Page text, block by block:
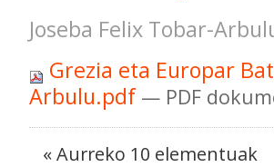
Joseba Felix Tobar-
Grezia eta Europar
Arbulu.pdf — PDF
« Aurreko 10 elementuak